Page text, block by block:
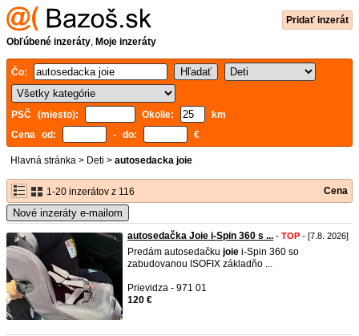
Pridať inzerát
Obľúbené inzeráty, Moje inzeráty
Čo:
PSČ (miesto): Okolie:
km
Cena od:
- do: €
Hlavná stránka > Deti > autosedacka joie
1-20 inzerátov z 116 Cena
Nové inzeráty e-mailom
autosedačka Joie i-Spin 360 s ... - TOP - [7.8. 2026]
Predám autosedačku joie i-Spin 360 so
zabudovanou ISOFIX základňo ...
Prievidza - 971 01
120 €